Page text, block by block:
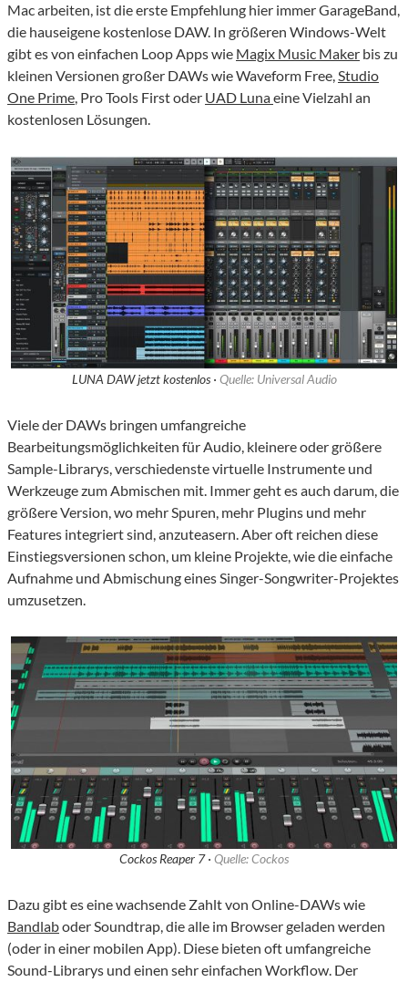
Mac arbeiten, ist die erste Empfehlung hier immer GarageBand,
die hauseigene kostenlose DAW. In größeren Windows-Welt
gibt es von einfachen Loop Apps wie Magix Music Maker bis zu
kleinen Versionen großer DAWs wie Waveform Free,Studio
One Prime, Pro Tools First oder UAD Lunaeine Vielzahl an
kostenlosen Lösungen.
LUNA DAW jetzt kostenlos · Quelle: Universal Audio
Viele der DAWs bringen umfangreiche
Bearbeitungsmöglichkeiten für Audio, kleinere oder größere
Sample-Librarys, verschiedenste virtuelle Instrumente und
Werkzeuge zum Abmischen mit. Immer geht es auch darum, die
größere Version, wo mehr Spuren, mehr Plugins und mehr
Features integriert sind, anzuteasern. Aber oft reichen diese
Einstiegsversionen schon, um kleine Projekte, wie die einfache
Aufnahme und Abmischung eines Singer-Songwriter-Projektes
umzusetzen.
Cockos Reaper 7 · Quelle: Cockos
Dazu gibt es eine wachsende Zahlt von Online-DAWs wie
Bandlaboder Soundtrap, die alle im Browser geladen werden
(oder in einer mobilen App). Diese bieten oft umfangreiche
Sound-Librarys und einen sehr einfachen Workflow. Der